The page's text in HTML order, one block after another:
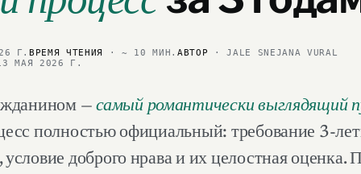
Г.ВРЕМЯ ЧТЕНИЯ · ~ 10 МИН. АВТОР · JALE SNEJANA VURAL
МАЯ 2026 Г.
—самый романтически выглядящий
полностью официальный: требование 3-
доброго нрава и их целостная оценка.